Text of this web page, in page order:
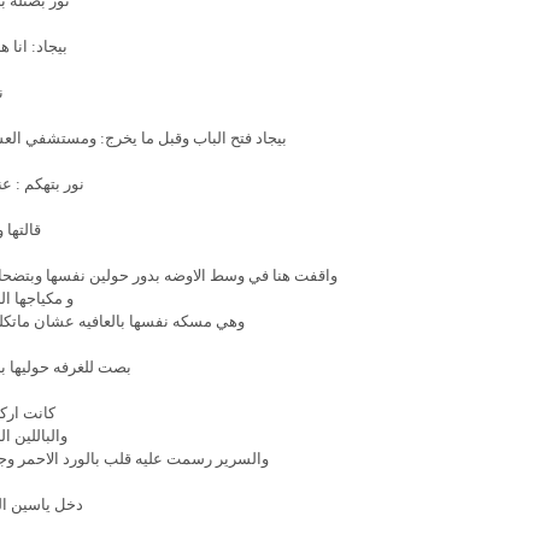
بيجاد:
بيجاد فتح الباب وقبل ما يخرج: ومستشفي
نور بتهكم :
واقفت هنا في وسط الاوضه بدور حولين نفسها
و مكياجها
وهي مسكه نفسها بالعافيه عشان
بصت للغرفه
كانت
والباللين
والسرير رسمت عليه قلب بالورد الاحمر
دخل ياسين